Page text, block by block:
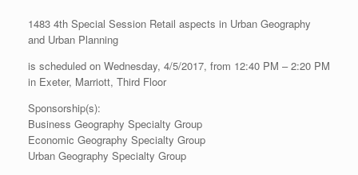
1483 4th Special Session Retail aspects in Urban Geography
and Urban Planning
is scheduled on Wednesday, 4/5/2017, from 12:40 PM – 2:20 PM
in Exeter, Marriott, Third Floor
Sponsorship(s):
Business Geography Specialty Group
Economic Geography Specialty Group
Urban Geography Specialty Group